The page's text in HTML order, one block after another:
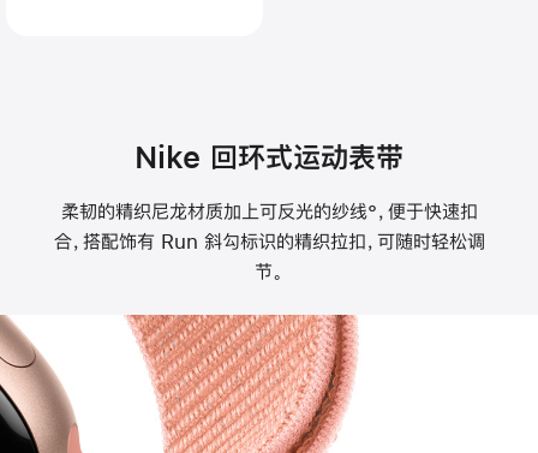
Nike 回环式运动表带
柔韧的精织尼龙材质加上可反光的纱线°，便于快速扣
合，搭配饰有 Run 斜勾标识的精织拉扣，可随时轻松调
节。